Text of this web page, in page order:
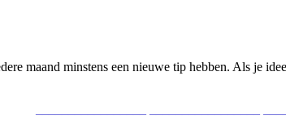
maand minstens een nieuwe tip hebben. Als je